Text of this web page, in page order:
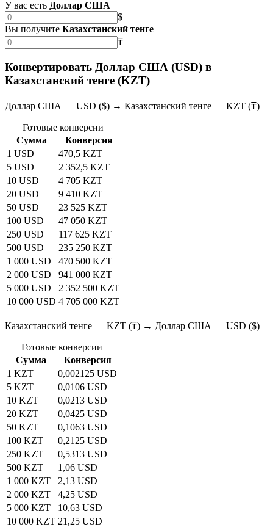
У вас есть Доллар США
$
Вы получите Казахстанский тенге
₸
Конвертировать Доллар США (USD) в
Казахстанский тенге (KZT)
Доллар США — USD ($) → Казахстанский тенге — KZT (₸)
Готовые конверсии
Сумма
Конверсия
1 USD
470,5 KZT
5 USD
2 352,5 KZT
10 USD
4 705 KZT
20 USD
9 410 KZT
50 USD
23 525 KZT
100 USD
47 050 KZT
250 USD
117 625 KZT
500 USD
235 250 KZT
1 000 USD
470 500 KZT
2 000 USD
941 000 KZT
5 000 USD
2 352 500 KZT
10 000 USD 4 705 000 KZT
Казахстанский тенге — KZT (₸) → Доллар США — USD ($)
Готовые конверсии
Сумма
Конверсия
1 KZT
0,002125 USD
5 KZT
0,0106 USD
10 KZT
0,0213 USD
20 KZT
0,0425 USD
50 KZT
0,1063 USD
100 KZT
0,2125 USD
250 KZT
0,5313 USD
500 KZT
1,06 USD
1 000 KZT
2,13 USD
2 000 KZT
4,25 USD
5 000 KZT
10,63 USD
10 000 KZT 21,25 USD